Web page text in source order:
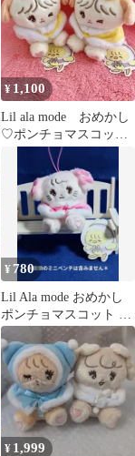
¥ 1,100
Lil ala mode おめかし
♡ポンチョマスコッ
ト スフレ 2個セット
¥ 780
Lil Ala mode おめかし
ポンチョマスコット キ
ャミー【未使用タグ
付】
¥ 1,999